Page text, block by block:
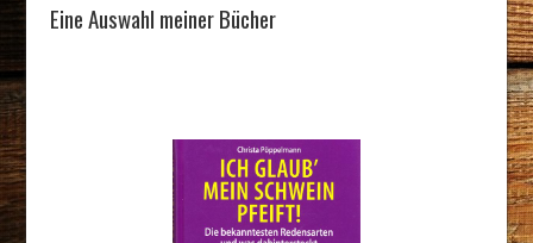
Eine Auswahl meiner Bücher